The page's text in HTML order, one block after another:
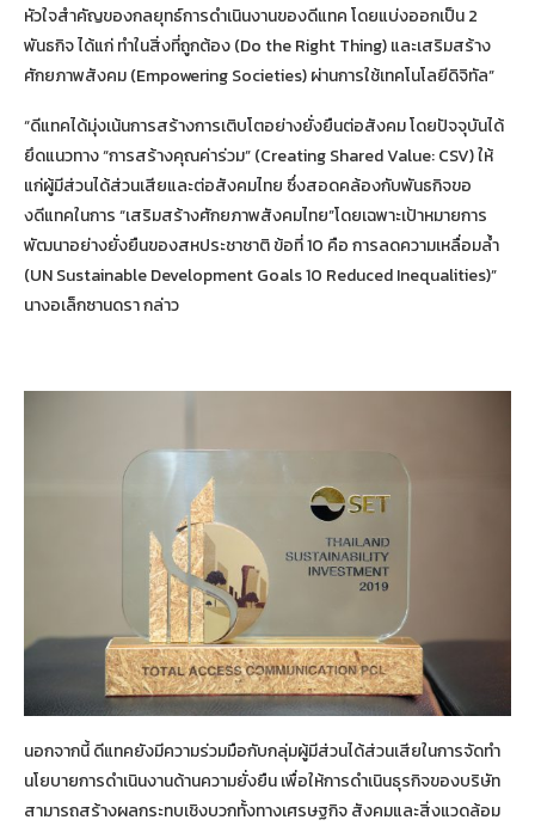
หัวใจสำคัญของกลยุทธ์การดำเนินงานของดีแทค โดยแบ่งออกเป็น 2
พันธกิจ ได้แก่ ทำในสิ่งที่ถูกต้อง (Do the Right Thing) และเสริมสร้าง
ศักยภาพสังคม (Empowering Societies) ผ่านการใช้เทคโนโลยีดิจิทัล”
“ดีแทคได้มุ่งเน้นการสร้างการเติบโตอย่างยั่งยืนต่อสังคม โดยปัจจุบันได้
ยึดแนวทาง “การสร้างคุณค่าร่วม” (Creating Shared Value: CSV) ให้
แก่ผู้มีส่วนได้ส่วนเสียและต่อสังคมไทย ซึ่งสอดคล้องกับพันธกิจขอ
งดีแทคในการ “เสริมสร้างศักยภาพสังคมไทย”โดยเฉพาะเป้าหมายการ
พัฒนาอย่างยั่งยืนของสหประชาชาติ ข้อที่ 10 คือ การลดความเหลื่อมล้ำ
(UN Sustainable Development Goals 10 Reduced Inequalities)”
นางอเล็กซานดรา กล่าว
นอกจากนี้ ดีแทคยังมีความร่วมมือกับกลุ่มผู้มีส่วนได้ส่วนเสียในการจัดทำ
นโยบายการดำเนินงานด้านความยั่งยืน เพื่อให้การดำเนินธุรกิจของบริษัท
สามารถสร้างผลกระทบเชิงบวกทั้งทางเศรษฐกิจ สังคมและสิ่งแวดล้อม